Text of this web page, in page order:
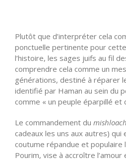
Plutôt que d’interpréter cela
ponctuelle pertinente pour
l’histoire, les sages juifs au fil
comprendre cela comme un
générations, destiné à réparer
identifié par Haman au sein du
comme « un peuple éparpillé et
Le commandement du
cadeaux les uns aux autres) qui
coutume répandue et populaire
Pourim, vise à accroître l’amour